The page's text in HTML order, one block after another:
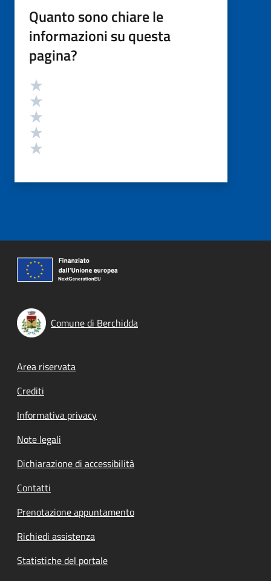
Quanto sono chiare le
informazioni su questa
pagina?
Valutazione
Comune di Berchidda
Footer menu
Area riservata
Crediti
Informativa privacy
Note legali
Dichiarazione di accessibilità
Contatti
Prenotazione appuntamento
Richiedi assistenza
Statistiche del portale